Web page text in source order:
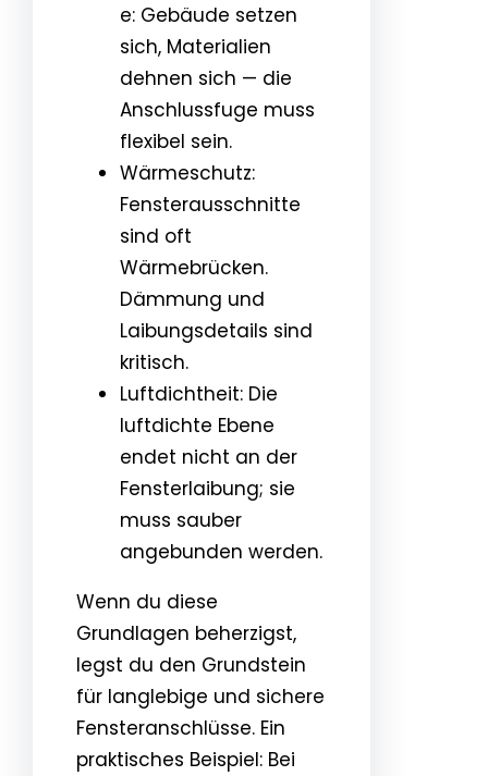
e: Gebäude setzen
sich, Materialien
dehnen sich — die
Anschlussfuge muss
flexibel sein.
Wärmeschutz:
Fensterausschnitte
sind oft
Wärmebrücken.
Dämmung und
Laibungsdetails sind
kritisch.
Luftdichtheit: Die
luftdichte Ebene
endet nicht an der
Fensterlaibung; sie
muss sauber
angebunden werden.
Wenn du diese
Grundlagen beherzigst,
legst du den Grundstein
für langlebige und sichere
Fensteranschlüsse. Ein
praktisches Beispiel: Bei